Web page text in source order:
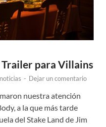
Trailer para Villains
- Dejar un comentario
nuestra atención
a la que más tarde
del Stake Land de Jim